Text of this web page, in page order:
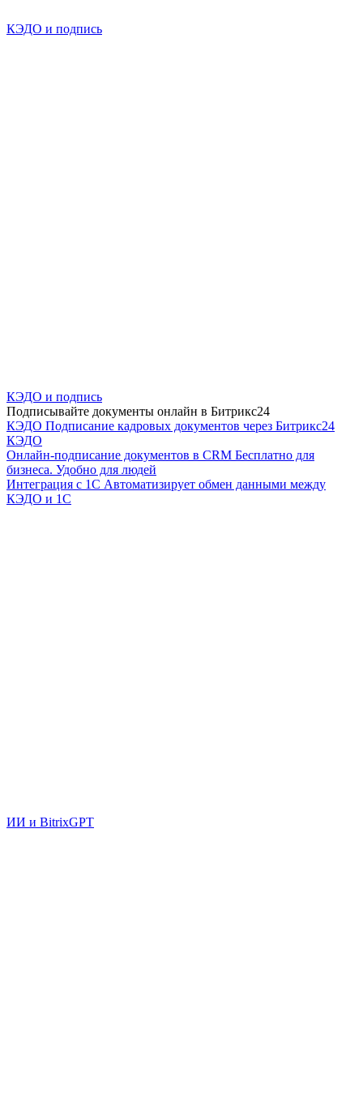
КЭДО и подпись
КЭДО и подпись
Подписывайте документы онлайн в Битрикс24
КЭДО Подписание кадровых документов через Битрикс24
КЭДО
Онлайн-подписание документов в CRM Бесплатно для
бизнеса. Удобно для людей
Интеграция с 1С Автоматизирует обмен данными между
КЭДО и 1С
ИИ и BitrixGPT